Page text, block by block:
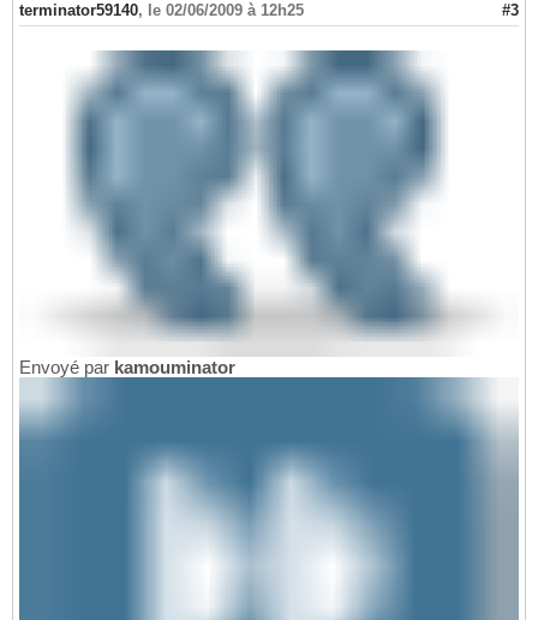
terminator59140, le 02/06/2009 à 12h25 #3
Envoyé par kamouminator